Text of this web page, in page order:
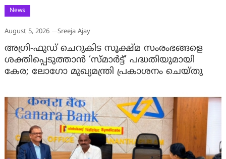
News
August 5, 2026 Sreeja Ajay
അഗ്രി-ഫുഡ് ചെറുകിട സൂക്ഷ്മ സംരംഭങ്ങളെ
ശക്തിപ്പെടുത്താന്‍ ‘സ്മാര്‍ട്ട്’ പദ്ധതിയുമായി
കേര; ലോഗോ മുഖ്യമന്ത്രി പ്രകാശനം ചെയ്തു